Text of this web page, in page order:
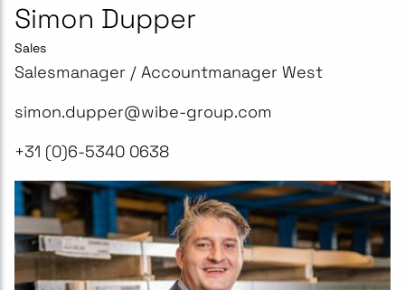
Simon Dupper
Sales
Salesmanager / Accountmanager West
simon.dupper@wibe-group.com
+31 (0)6-5340 0638